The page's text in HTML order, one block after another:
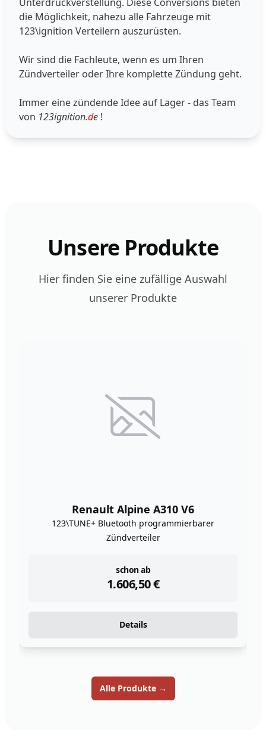
die Möglichkeit, nahezu alle Fahrzeuge mit
123\ignition Verteilern auszurüsten.
Wir sind die Fachleute, wenn es um Ihren
Zündverteiler oder Ihre komplette Zündung geht.
Immer eine zündende Idee auf Lager - das Team
von 123ignition.de !
Unsere Produkte
Hier finden Sie eine zufällige Auswahl
unserer Produkte
Renault Alpine A310 V6
123\TUNE+ Bluetooth programmierbarer
Zündverteiler
schon ab
1.606,50€
instock
Details
Alle Produkte →